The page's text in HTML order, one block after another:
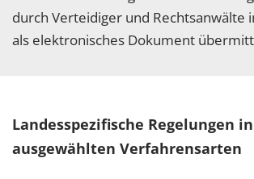
durch Verteidiger und Rechtsanwälte
als elektronisches Dokument
Landesspezifische Regelungen in
ausgewählten Verfahrensarten